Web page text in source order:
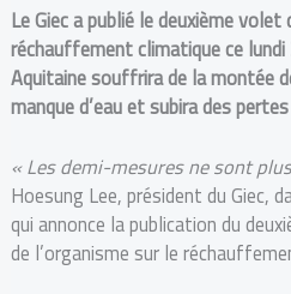
Le Giec a publié le deuxième
réchauffement climatique ce
Aquitaine souffrira de la montée
manque d’eau et subira des
« Les demi-mesures ne sont
Hoesung Lee, président du Giec,
qui annonce la publication du
de l’organisme sur le